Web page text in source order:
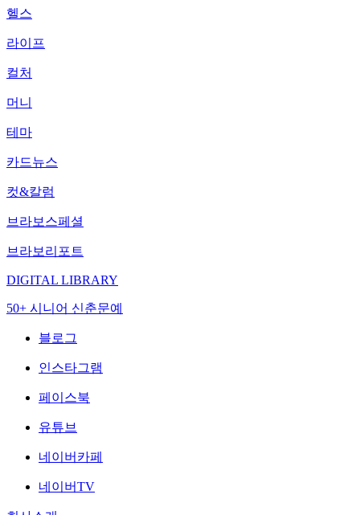
헬스
라이프
컬처
머니
테마
카드뉴스
컷&칼럼
브라보스페셜
브라보리포트
DIGITAL LIBRARY
50+ 시니어 신춘문예
블로그
인스타그램
페이스북
유튜브
네이버카페
네이버TV